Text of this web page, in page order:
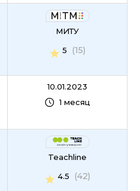
МИТУ
5
(15)
10.01.2023
1 месяц
Teachline
4.5
(42)